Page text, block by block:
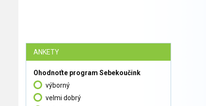
ANKETY
Ohodnoťte program Sebekoučink
výborný
velmi dobrý